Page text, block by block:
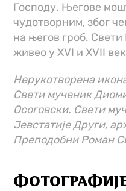
Господу. Његове
чудотворним, због
на његов гроб.
живео у XVI и XVII
Нерукотворена
Свети мученик
Осоговски. Свети
Јевстатије Други,
Преподобни Роман